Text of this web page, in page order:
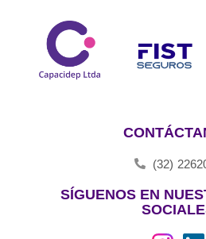
(32)
SÍGUENOS EN